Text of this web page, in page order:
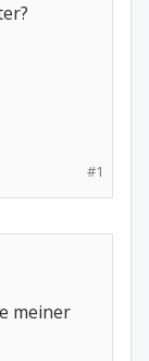
#1
meiner